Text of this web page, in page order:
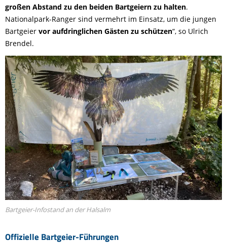
großen Abstand zu den beiden Bartgeiern zu halten.
Nationalpark-Ranger sind vermehrt im Einsatz, um die jungen
Bartgeier vor aufdringlichen Gästen zu schützen“, so Ulrich
Brendel.
Offizielle Bartgeier-Führungen
Bartgeier-Infostand an der Halsalm